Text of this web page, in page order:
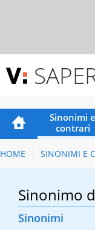
Sinonimi e
contrari
HOME SINONIMI E
Sinonimo
Sinonimi